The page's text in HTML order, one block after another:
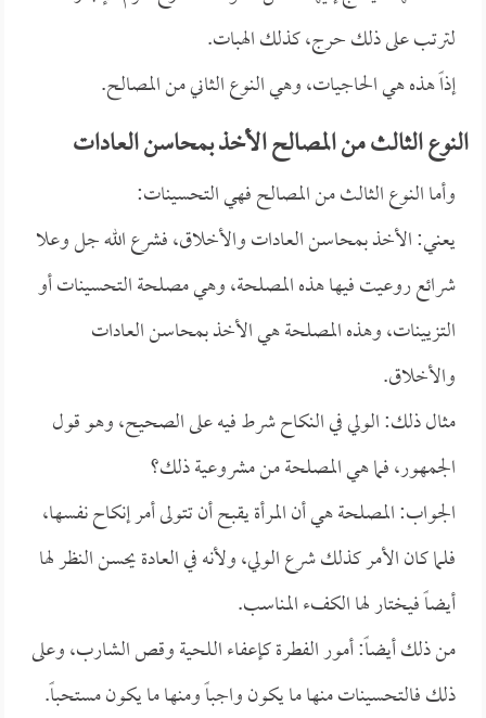
لترتب على ذلك حرج، كذلك الهبات.
إذاً هذه هي الحاجيات، وهي النوع الثاني من المصالح.
النوع الثالث من المصالح الأخذ بمحاسن العادات
وأما النوع الثالث من المصالح فهي التحسينات:
يعني: الأخذ بمحاسن العادات والأخلاق، فشرع الله جل وعلا
شرائع روعيت فيها هذه المصلحة، وهي مصلحة التحسينات أو
التزيينات، وهذه المصلحة هي الأخذ بمحاسن العادات
والأخلاق.
مثال ذلك: الولي في النكاح شرط فيه على الصحيح، وهو قول
الجمهور، فما هي المصلحة من مشروعية ذلك؟
الجواب: المصلحة هي أن المرأة يقبح أن تتولى أمر إنكاح نفسها،
فلما كان الأمر كذلك شرع الولي، ولأنه في العادة يحسن النظر لها
أيضاً فيختار لها الكفء المناسب.
من ذلك أيضاً: أمور الفطرة كإعفاء اللحية وقص الشارب، وعلى
ذلك فالتحسينات منها ما يكون واجباً ومنها ما يكون مستحباً.